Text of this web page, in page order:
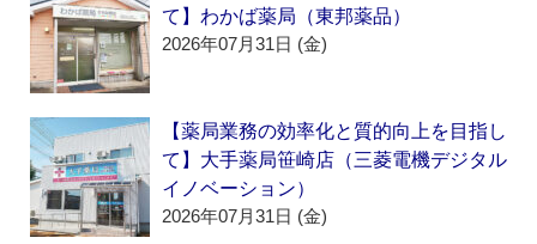
て】わかば薬局（東邦薬品）
2026年07月31日 (金)
【薬局業務の効率化と質的向上を目指し
て】大手薬局笹崎店（三菱電機デジタル
イノベーション）
2026年07月31日 (金)